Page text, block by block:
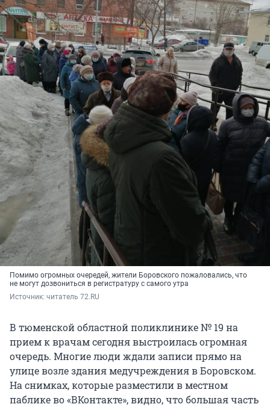
Помимо огромных очередей, жители Боровского пожаловались, что
не могут дозвониться в регистратуру с самого утра
Источник: читатель 72.RU
В тюменской областной поликлинике № 19 на
прием к врачам сегодня выстроилась огромная
очередь. Многие люди ждали записи прямо на
улице возле здания медучреждения в Боровском.
На снимках, которые разместили в местном
паблике во «ВКонтакте», видно, что большая часть